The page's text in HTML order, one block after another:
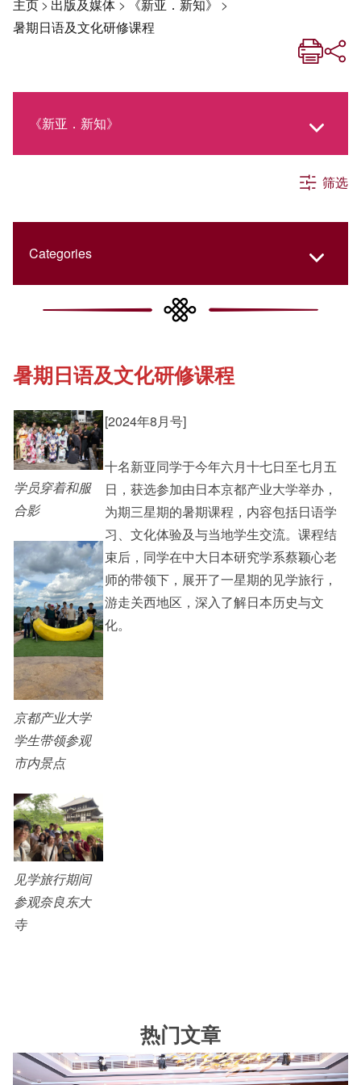
主页> 出版及媒体 > 《新亚．新知》 >
暑期日语及文化研修课程
《新亚．新知》
社交媒体专栏
《新亚简讯》
《新亚书院概览》
其他书院出版
新亚影集
影片库
筛选
Categories
College Updates
Cultural Topics
Student Development
Staff Engagement
Alumni Connections
暑期日语及文化研修课程
学员穿着和服
合影
京都产业大学
学生带领参观
市内景点
见学旅行期间
参观奈良东大
寺
[2024年8月号]
十名新亚同学于今年六月十七日至七月五
日，获选参加由日本京都产业大学举办，
为期三星期的暑期课程，内容包括日语学
习、文化体验及与当地学生交流。课程结
束后，同学在中大日本研究学系蔡颖心老
师的带领下，展开了一星期的见学旅行，
游走关西地区，深入了解日本历史与文
化。
热门文章